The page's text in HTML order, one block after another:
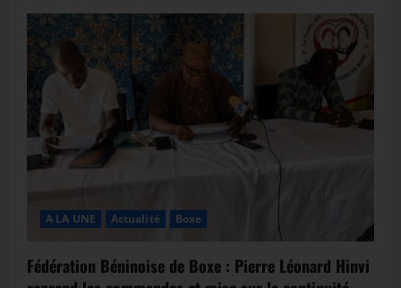
A LA UNE Actualité Boxe
Fédération Béninoise de Boxe : Pierre Léonard Hinvi